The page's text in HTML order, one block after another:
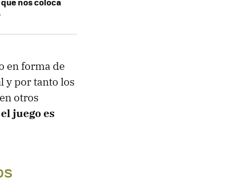
en forma de
y por tanto los
otros
juego es